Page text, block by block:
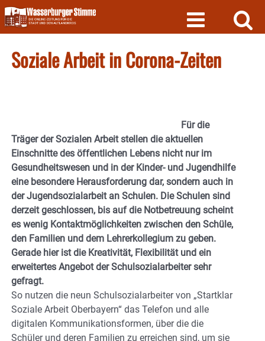
Skip
to
content
Soziale Arbeit in Corona-Zeiten
Für die
Träger der Sozialen Arbeit stellen die aktuellen
Einschnitte des öffentlichen Lebens nicht nur im
Gesundheitswesen und in der Kinder- und Jugendhilfe
eine besondere Herausforderung dar, sondern auch in
der Jugendsozialarbeit an Schulen. Die Schulen sind
derzeit geschlossen, bis auf die Notbetreuung scheint
es wenig Kontaktmöglichkeiten zwischen den Schüle,
den Familien und dem Lehrerkollegium zu geben.
Gerade hier ist die Kreativität, Flexibilität und ein
erweitertes Angebot der Schulsozialarbeiter sehr
gefragt.
So nutzen die neun Schulsozialarbeiter von „Startklar
Soziale Arbeit Oberbayern“ das Telefon und alle
digitalen Kommunikationsformen, über die die
Schüler und deren Familien zu erreichen sind, um sie